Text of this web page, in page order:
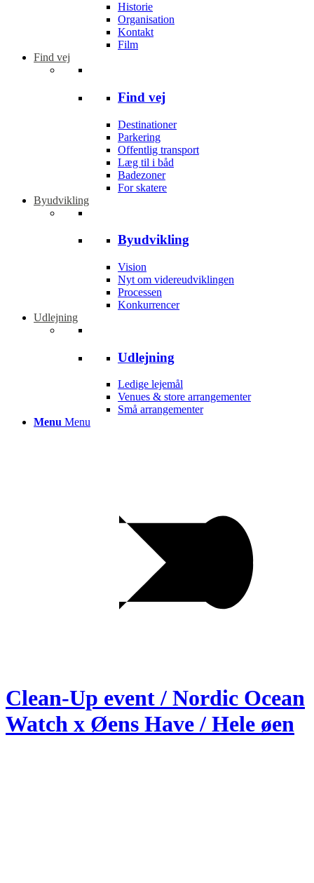
Historie
Organisation
Kontakt
Film
Find vej
Find vej
Destinationer
Parkering
Offentlig transport
Læg til i båd
Badezoner
For skatere
Byudvikling
Byudvikling
Vision
Nyt om videreudviklingen
Processen
Konkurrencer
Udlejning
Udlejning
Ledige lejemål
Venues & store arrangementer
Små arrangementer
Menu Menu
Clean-Up event / Nordic Ocean
Watch x Øens Have / Hele øen